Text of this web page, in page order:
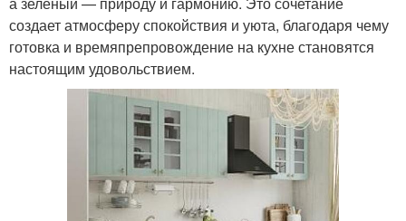
создает атмосферу спокойствия и уюта, благодаря чему
готовка и времяпрепровождение на кухне становятся
настоящим удовольствием.